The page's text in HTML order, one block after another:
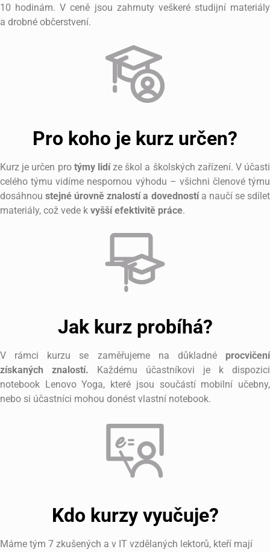
10 hodinám. V ceně jsou zahrnuty veškeré studijní materiály
a drobné občerstvení.
Pro koho je kurz určen?
Kurz je určen pro týmy lidíze škol a školských zařízení. V účasti
celého týmu vidíme nespornou výhodu – všichni členové týmu
dosáhnoustejné úrovně znalostí a dovednostía naučí se sdílet
materiály, což vede k vyšší efektivitě práce.
Jak kurz probíhá?
V rámci kurzu se zaměřujeme na důkladné procvičení
získaných znalostí. Každému účastníkovi je k dispozici
notebook Lenovo Yoga, které jsou součástí mobilní učebny,
nebo si účastníci mohou donést vlastní notebook.
Kdo kurzy vyučuje?
Máme tým 7 zkušených a v IT vzdělaných lektorů, kteří mají